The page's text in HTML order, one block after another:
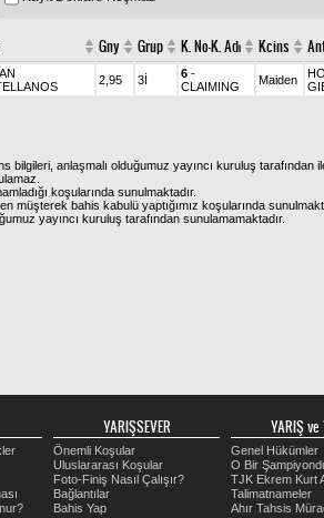
Gny Grup K. No-K. Adı Kcins
2,95 3İ 6 -
CLAIMING
Maiden
anlaşmalı olduğumuz yayıncı kuruluş
koşularında sunulmaktadır.
bahis kabulü yaptığımız koşularında
yayıncı kuruluş tarafından sunulamamaktadır.
YARIŞSEVER
Önemli Koşular
Uluslararası Koşular
Foto-Finiş Nasıl Çalışır?
Bağlantılar
Bahis Yap
YARIŞ ve
Genel Hükümler
O Bir
TJK Ekrem Kurt
Talimatnameler
Ahır Tahsis